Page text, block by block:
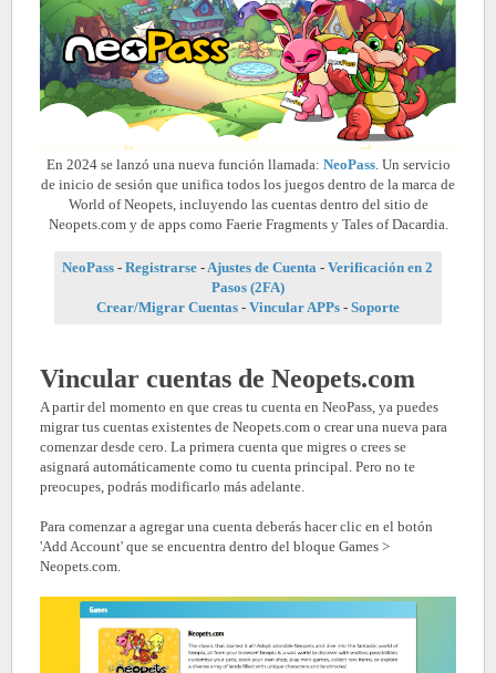
En 2024 se lanzó una nueva función llamada: NeoPass. Un servicio
de inicio de sesión que unifica todos los juegos dentro de la marca de
World of Neopets, incluyendo las cuentas dentro del sitio de
Neopets.com y de apps como Faerie Fragments y Tales of Dacardia.
NeoPass -Registrarse -Ajustes de Cuenta -Verificación en 2
Pasos (2FA)
Crear/Migrar Cuentas- Vincular APPs- Soporte
Vincular cuentas de Neopets.com
A partir del momento en que creas tu cuenta en NeoPass, ya puedes
migrar tus cuentas existentes de Neopets.com o crear una nueva para
comenzar desde cero. La primera cuenta que migres o crees se
asignará automáticamente como tu cuenta principal. Pero no te
preocupes, podrás modificarlo más adelante.
Para comenzar a agregar una cuenta deberás hacer clic en el botón
'Add Account' que se encuentra dentro del bloque Games >
Neopets.com.